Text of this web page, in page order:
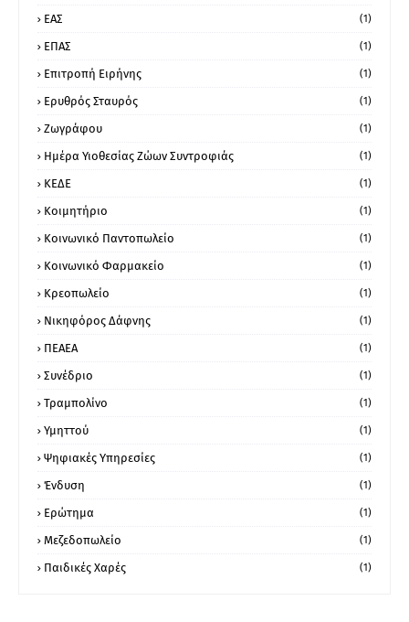
ΕΑΣ (1)
ΕΠΑΣ (1)
Επιτροπή Ειρήνης (1)
Ερυθρός Σταυρός (1)
Ζωγράφου (1)
Ημέρα Υιοθεσίας Ζώων Συντροφιάς (1)
ΚΕΔΕ (1)
Κοιμητήριο (1)
Κοινωνικό Παντοπωλείο (1)
Κοινωνικό Φαρμακείο (1)
Κρεοπωλείο (1)
Νικηφόρος Δάφνης (1)
ΠΕΑΕΑ (1)
Συνέδριο (1)
Τραμπολίνο (1)
Υμηττού (1)
Ψηφιακές Υπηρεσίες (1)
Ένδυση (1)
Ερώτημα (1)
Μεζεδοπωλείο (1)
Παιδικές Χαρές (1)